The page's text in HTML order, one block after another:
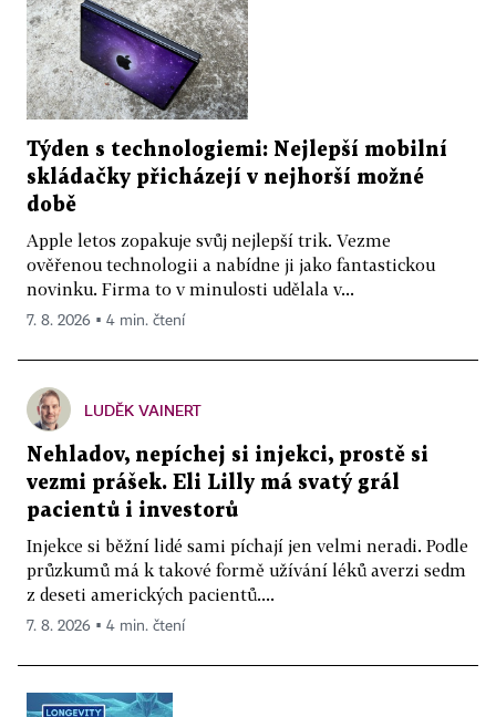
Týden s technologiemi: Nejlepší mobilní
skládačky přicházejí v nejhorší možné
době
Apple letos zopakuje svůj nejlepší trik. Vezme
ověřenou technologii a nabídne ji jako fantastickou
novinku. Firma to v minulosti udělala v...
7. 8. 2026 ▪ 4 min. čtení
LUDĚK VAINERT
Nehladov, nepíchej si injekci, prostě si
vezmi prášek. Eli Lilly má svatý grál
pacientů i investorů
Injekce si běžní lidé sami píchají jen velmi neradi. Podle
průzkumů má k takové formě užívání léků averzi sedm
z deseti amerických pacientů....
7. 8. 2026 ▪ 4 min. čtení